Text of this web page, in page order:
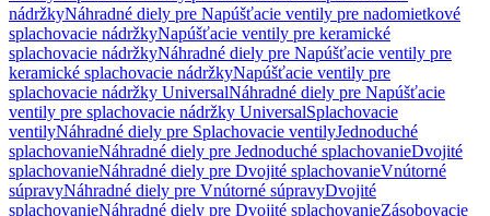
nádržkyNáhradné diely pre Napúšťacie ventily pre nadomietkové
splachovacie nádržkyNapúšťacie ventily pre keramické
splachovacie nádržkyNáhradné diely pre Napúšťacie ventily pre
keramické splachovacie nádržkyNapúšťacie ventily pre
splachovacie nádržky UniversalNáhradné diely pre Napúšťacie
ventily pre splachovacie nádržky UniversalSplachovacie
ventilyNáhradné diely pre Splachovacie ventilyJednoduché
splachovanieNáhradné diely pre Jednoduché splachovanieDvojité
splachovanieNáhradné diely pre Dvojité splachovanieVnútorné
súpravyNáhradné diely pre Vnútorné súpravyDvojité
splachovanieNáhradné diely pre Dvojité splachovanieZásobovacie